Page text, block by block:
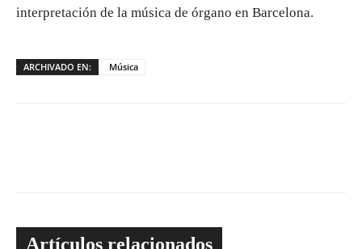
interpretación de la música de órgano en Barcelona.
ARCHIVADO EN: Música
Artículos relacionados